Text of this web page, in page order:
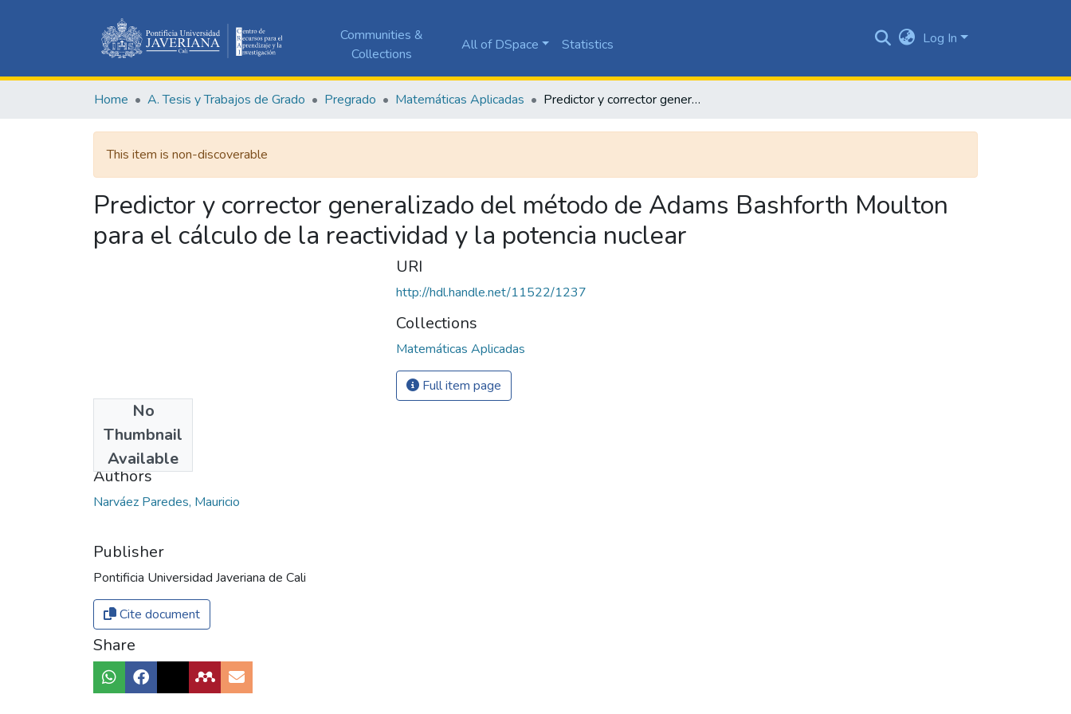
Communities &
Collections
All of DSpace Statistics Log In
Home A. Tesis y Trabajos de Grado Pregrado Matemáticas Aplicadas Predictor y corrector generalizado del método de Adams Bashforth Moulton para el cálculo de la reactividad y la potencia nuclear
This item is non-discoverable
Predictor y corrector generalizado del método de Adams Bashforth Moulton
para el cálculo de la reactividad y la potencia nuclear
No
Thumbnail
Available
2014
Authors
Narváez Paredes, Mauricio
Publisher
Pontificia Universidad Javeriana de Cali
Cite document
Share
URI
http://hdl.handle.net/11522/1237
Collections
Matemáticas Aplicadas
Full item page